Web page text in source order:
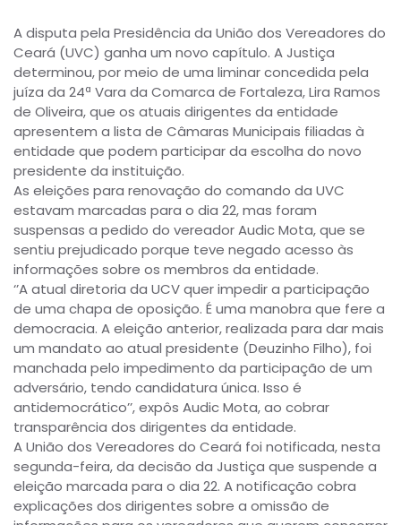
A disputa pela Presidência da União dos Vereadores do
Ceará (UVC) ganha um novo capítulo. A Justiça
determinou, por meio de uma liminar concedida pela
juíza da 24ª Vara da Comarca de Fortaleza, Lira Ramos
de Oliveira, que os atuais dirigentes da entidade
apresentem a lista de Câmaras Municipais filiadas à
entidade que podem participar da escolha do novo
presidente da instituição.
As eleições para renovação do comando da UVC
estavam marcadas para o dia 22, mas foram
suspensas a pedido do vereador Audic Mota, que se
sentiu prejudicado porque teve negado acesso às
informações sobre os membros da entidade.
‘’A atual diretoria da UCV quer impedir a participação
de uma chapa de oposição. É uma manobra que fere a
democracia. A eleição anterior, realizada para dar mais
um mandato ao atual presidente (Deuzinho Filho), foi
manchada pelo impedimento da participação de um
adversário, tendo candidatura única. Isso é
antidemocrático’’, expôs Audic Mota, ao cobrar
transparência dos dirigentes da entidade.
A União dos Vereadores do Ceará foi notificada, nesta
segunda-feira, da decisão da Justiça que suspende a
eleição marcada para o dia 22. A notificação cobra
explicações dos dirigentes sobre a omissão de